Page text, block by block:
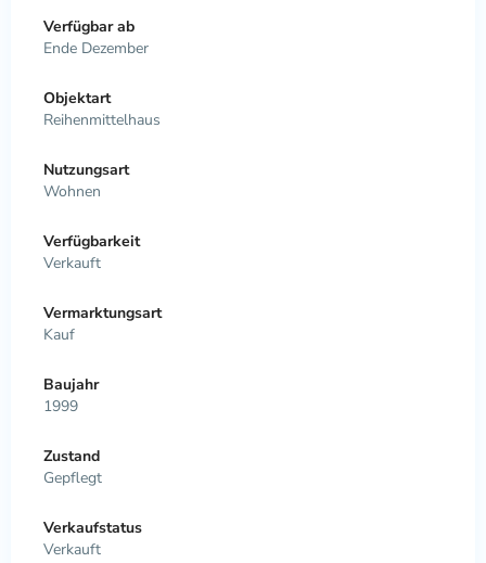
Verfügbar ab
Ende Dezember
Objektart
Reihenmittelhaus
Nutzungsart
Wohnen
Verfügbarkeit
Verkauft
Vermarktungsart
Kauf
Baujahr
1999
Zustand
Gepflegt
Verkaufstatus
Verkauft